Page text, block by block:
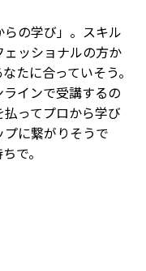
の学び」。スキル
ッショナルの方か
たに合っていそう。
インで受講するの
ってプロから学び
に繋がりそうで
で。